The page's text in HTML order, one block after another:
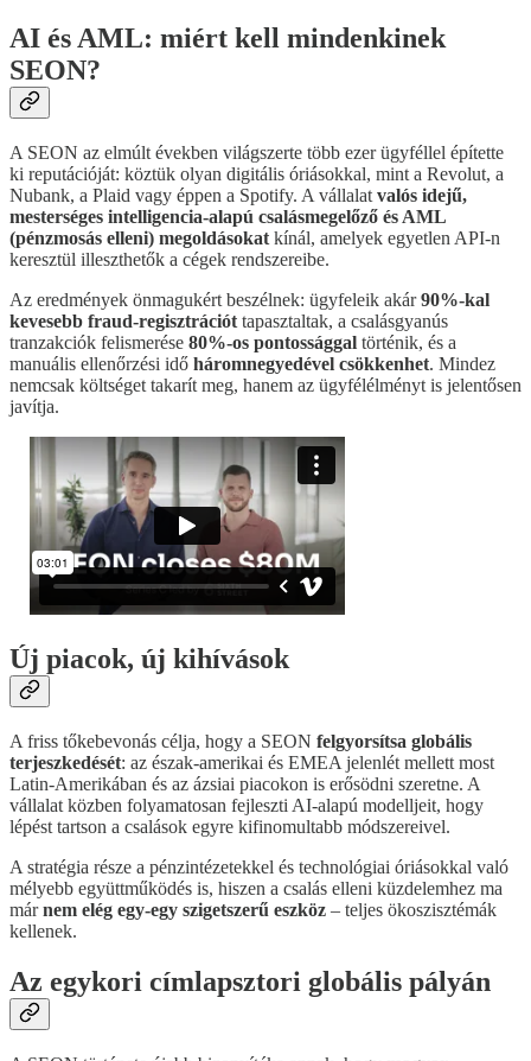
AI és AML: miért kell mindenkinek
SEON?
A SEON az elmúlt években világszerte több ezer ügyféllel építette
ki reputációját: köztük olyan digitális óriásokkal, mint a Revolut, a
Nubank, a Plaid vagy éppen a Spotify. A vállalat valós idejű,
mesterséges intelligencia-alapú csalásmegelőző és AML
(pénzmosás elleni) megoldásokat kínál, amelyek egyetlen API-n
keresztül illeszthetők a cégek rendszereibe.
Az eredmények önmagukért beszélnek: ügyfeleik akár90%-kal
kevesebb fraud-regisztrációt tapasztaltak, a csalásgyanús
tranzakciók felismerése 80%-os pontossággal történik, és a
manuális ellenőrzési idő háromnegyedével csökkenhet. Mindez
nemcsak költséget takarít meg, hanem az ügyfélélményt is jelentősen
javítja.
Új piacok, új kihívások
A friss tőkebevonás célja, hogy a SEON felgyorsítsa globális
terjeszkedését: az észak-amerikai és EMEA jelenlét mellett most
Latin-Amerikában és az ázsiai piacokon is erősödni szeretne. A
vállalat közben folyamatosan fejleszti AI-alapú modelljeit, hogy
lépést tartson a csalások egyre kifinomultabb módszereivel.
A stratégia része a pénzintézetekkel és technológiai óriásokkal való
mélyebb együttműködés is, hiszen a csalás elleni küzdelemhez ma
márnem elég egy-egy szigetszerű eszköz – teljes ökoszisztémák
kellenek.
Az egykori címlapsztori globális pályán